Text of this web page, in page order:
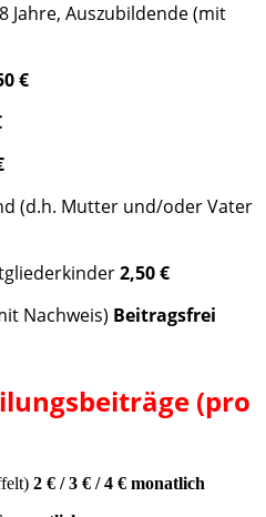
Jahre, Auszubildende (mit
€
(d.h. Mutter und/oder Vater
2,50 €
Nachweis) Beitragsfrei
(pro
2 € / 3 € / 4 € monatlich